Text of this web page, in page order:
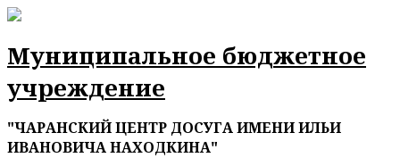
Перейти
содержимому
Муниципальное бюджетное
учреждение
"ЧАРАНСКИЙ ЦЕНТР ДОСУГА ИМЕНИ ИЛЬИ
ИВАНОВИЧА НАХОДКИНА"